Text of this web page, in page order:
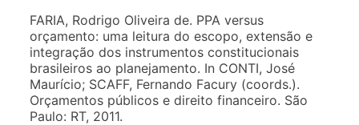
FARIA, Rodrigo Oliveira de. PPA versus
orçamento: uma leitura do escopo, extensão e
integração dos instrumentos constitucionais
brasileiros ao planejamento. In CONTI, José
Maurício; SCAFF, Fernando Facury (coords.).
Orçamentos públicos e direito financeiro. São
Paulo: RT, 2011.